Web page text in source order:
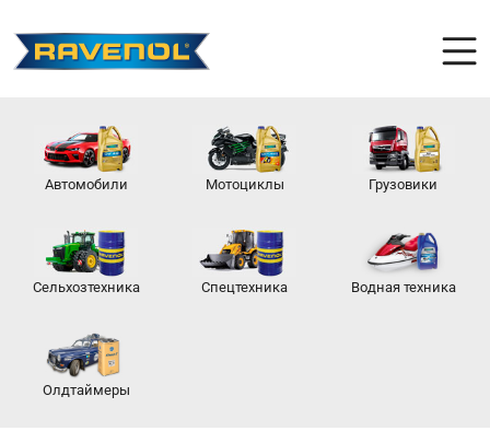
Автомобили Мотоциклы Грузовики
Сельхозтехника Спецтехника Водная техника
Олдтаймеры